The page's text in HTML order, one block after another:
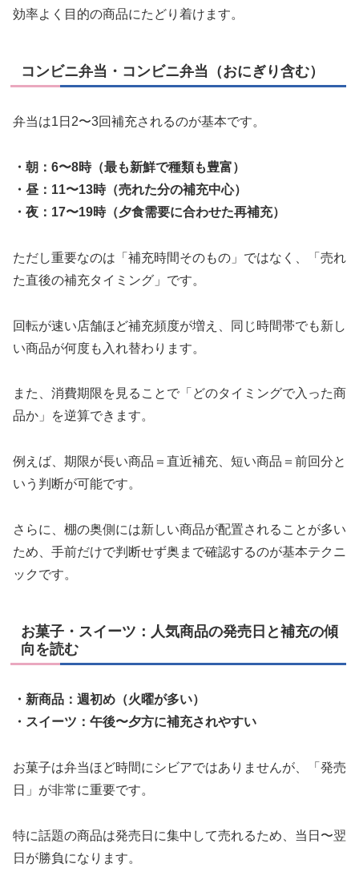
効率よく目的の商品にたどり着けます。
コンビニ弁当・コンビニ弁当（おにぎり含む）
弁当は1日2〜3回補充されるのが基本です。
・朝：6〜8時（最も新鮮で種類も豊富）
・昼：11〜13時（売れた分の補充中心）
・夜：17〜19時（夕食需要に合わせた再補充）
ただし重要なのは「補充時間そのもの」ではなく、「売れ
た直後の補充タイミング」です。
回転が速い店舗ほど補充頻度が増え、同じ時間帯でも新し
い商品が何度も入れ替わります。
また、消費期限を見ることで「どのタイミングで入った商
品か」を逆算できます。
例えば、期限が長い商品＝直近補充、短い商品＝前回分と
いう判断が可能です。
さらに、棚の奥側には新しい商品が配置されることが多い
ため、手前だけで判断せず奥まで確認するのが基本テクニ
ックです。
お菓子・スイーツ：人気商品の発売日と補充の傾
向を読む
・新商品：週初め（火曜が多い）
・スイーツ：午後〜夕方に補充されやすい
お菓子は弁当ほど時間にシビアではありませんが、「発売
日」が非常に重要です。
特に話題の商品は発売日に集中して売れるため、当日〜翌
日が勝負になります。